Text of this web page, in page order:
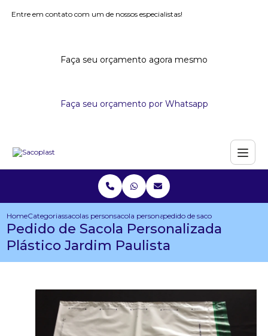
Entre em contato com um de nossos especialistas!
Faça seu orçamento agora mesmo
Faça seu orçamento por Whatsapp
HomeCategoriassacolas personalizadassacola personalizada com dobra no fundo
pedido de sacola
Pedido de Sacola Personalizada
Plástico Jardim Paulista